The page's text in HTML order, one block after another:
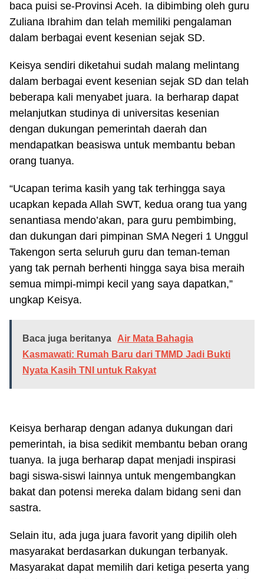
baca puisi se-Provinsi Aceh. Ia dibimbing oleh guru
Zuliana Ibrahim dan telah memiliki pengalaman
dalam berbagai event kesenian sejak SD.
Keisya sendiri diketahui sudah malang melintang
dalam berbagai event kesenian sejak SD dan telah
beberapa kali menyabet juara. Ia berharap dapat
melanjutkan studinya di universitas kesenian
dengan dukungan pemerintah daerah dan
mendapatkan beasiswa untuk membantu beban
orang tuanya.
“Ucapan terima kasih yang tak terhingga saya
ucapkan kepada Allah SWT, kedua orang tua yang
senantiasa mendo’akan, para guru pembimbing,
dan dukungan dari pimpinan SMA Negeri 1 Unggul
Takengon serta seluruh guru dan teman-teman
yang tak pernah berhenti hingga saya bisa meraih
semua mimpi-mimpi kecil yang saya dapatkan,”
ungkap Keisya.
Baca juga beritanya
Air Mata Bahagia
Kasmawati: Rumah Baru dari TMMD Jadi Bukti
Nyata Kasih TNI untuk Rakyat
Keisya berharap dengan adanya dukungan dari
pemerintah, ia bisa sedikit membantu beban orang
tuanya. Ia juga berharap dapat menjadi inspirasi
bagi siswa-siswi lainnya untuk mengembangkan
bakat dan potensi mereka dalam bidang seni dan
sastra.
Selain itu, ada juga juara favorit yang dipilih oleh
masyarakat berdasarkan dukungan terbanyak.
Masyarakat dapat memilih dari ketiga peserta yang